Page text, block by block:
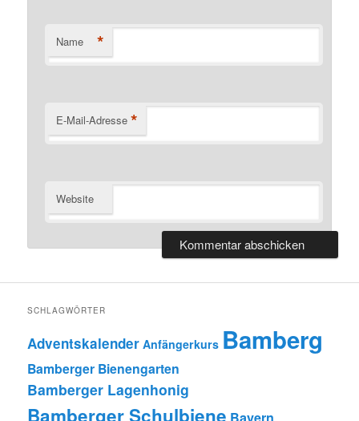
Name *
E-Mail-Adresse *
Website
SCHLAGWÖRTER
Adventskalender Anfängerkurs Bamberg
Bamberger Bienengarten
Bamberger Lagenhonig
Bamberger Schulbiene Bayern